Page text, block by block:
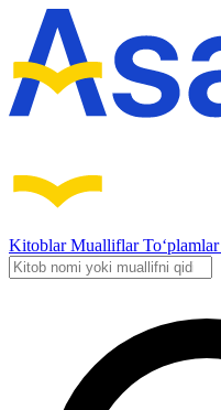
KitoblarMualliflarTo‘plamlar